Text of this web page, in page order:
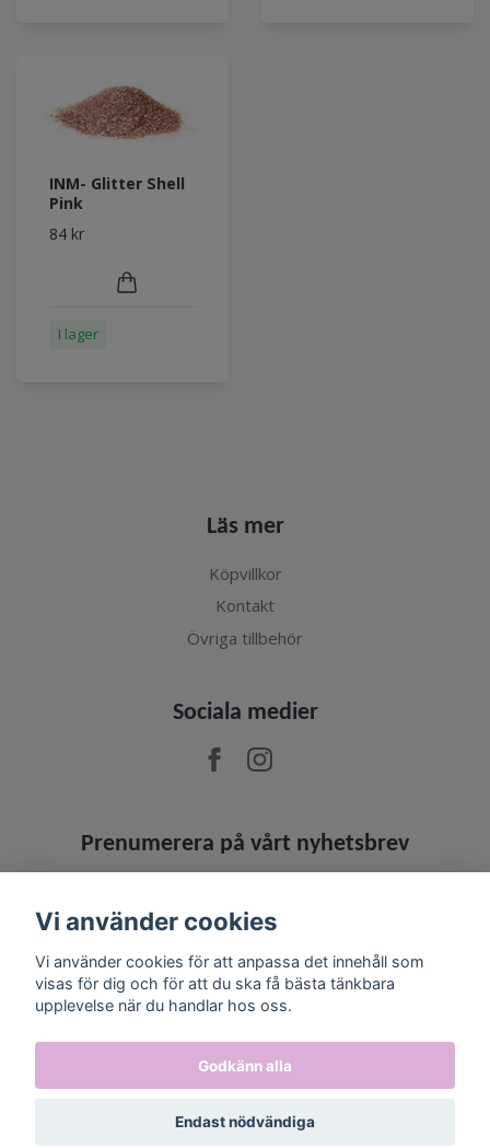
INM- Glitter Shell
Pink
84 kr
I lager
Läs mer
Köpvillkor
Kontakt
Övriga tillbehör
Sociala medier
Prenumerera på vårt nyhetsbrev
Powered by Quickbutik
Vi använder cookies
Vi använder cookies för att anpassa det innehåll som
visas för dig och för att du ska få bästa tänkbara
upplevelse när du handlar hos oss.
Godkänn alla
Endast nödvändiga